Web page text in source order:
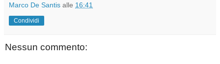
Marco De Santis alle 16:41
Condividi
Nessun commento: